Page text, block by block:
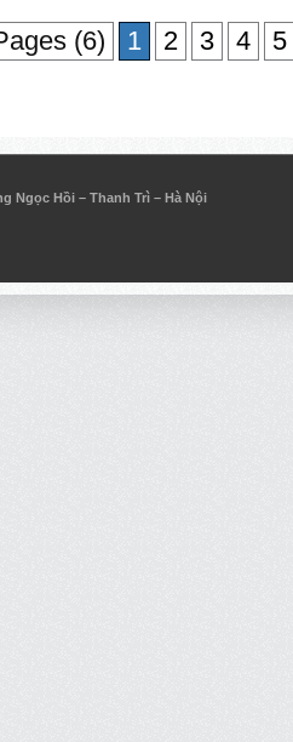
(6) 1 2 3 4 5
Ngọc Hồi – Thanh Trì – Hà Nội